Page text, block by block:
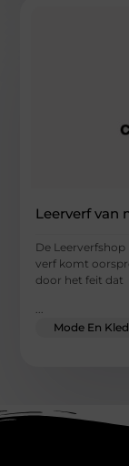
Leerverf van
De Leerverfshop
verf komt
door het feit dat
...
Mode En